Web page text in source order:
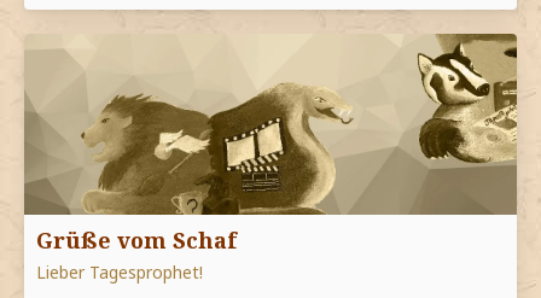
Grüße vom Schaf
Lieber Tagesprophet!